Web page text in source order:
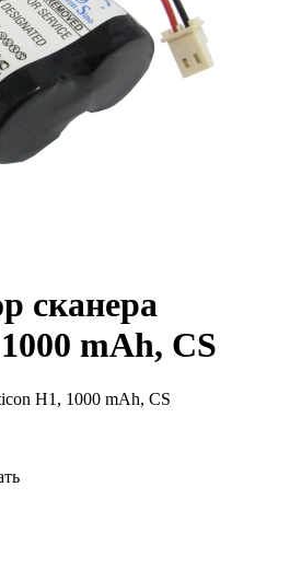
сканера
mAh, CS
H1, 1000 mAh, CS